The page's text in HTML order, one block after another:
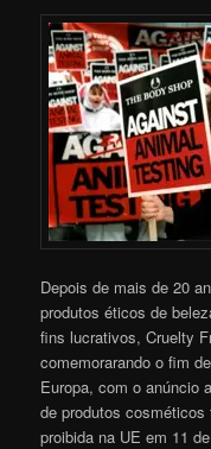
Depois de mais de 20
produtos éticos de
fins lucrativos, Cruelty
comemorarando o fim
Europa, com o anúncio
de produtos
proibida na UE em 11